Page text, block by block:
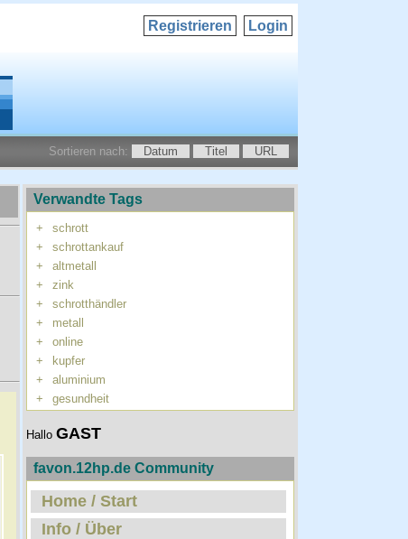
Login
Registrieren
Sortieren nach: Datum Titel URL
Verwandte Tags
+
schrott
+
schrottankauf
+
altmetall
+
zink
+
schrotthändler
+
metall
+
online
+
kupfer
+
aluminium
+
gesundheit
Hallo GAST
favon.12hp.de Community
Home / Start
Info / Über